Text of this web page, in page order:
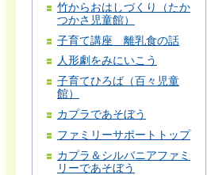
竹からおはしづくり（たか
つかさ児童館）
子育て講座 離乳食の話
人形劇をみにいこう
子育てひろば（百々児童
館）
カプラであそぼう
ファミリーサポートトップ
カプラ＆シルバニアファミ
リーであそぼう